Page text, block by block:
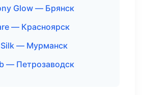
Glow — Брянск
— Красноярск
Silk — Мурманск
— Петрозаводск